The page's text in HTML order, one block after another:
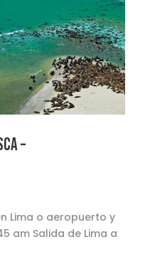
–
Lima o aeropuerto y
am Salida de Lima a